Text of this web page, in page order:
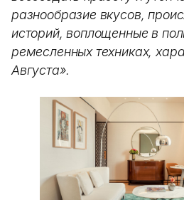
разнообразие вкусов,
историй, воплощенные в
ремесленных техниках,
Августа».